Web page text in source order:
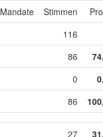
Mandate Stimmen
116
86
0
86
27